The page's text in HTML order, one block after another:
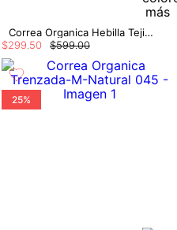
Correa Organica Hebilla Tejida Detalles
$599.00
$299.50
25%